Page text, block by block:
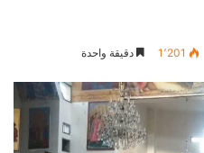
1٬201 دقيقة واحدة